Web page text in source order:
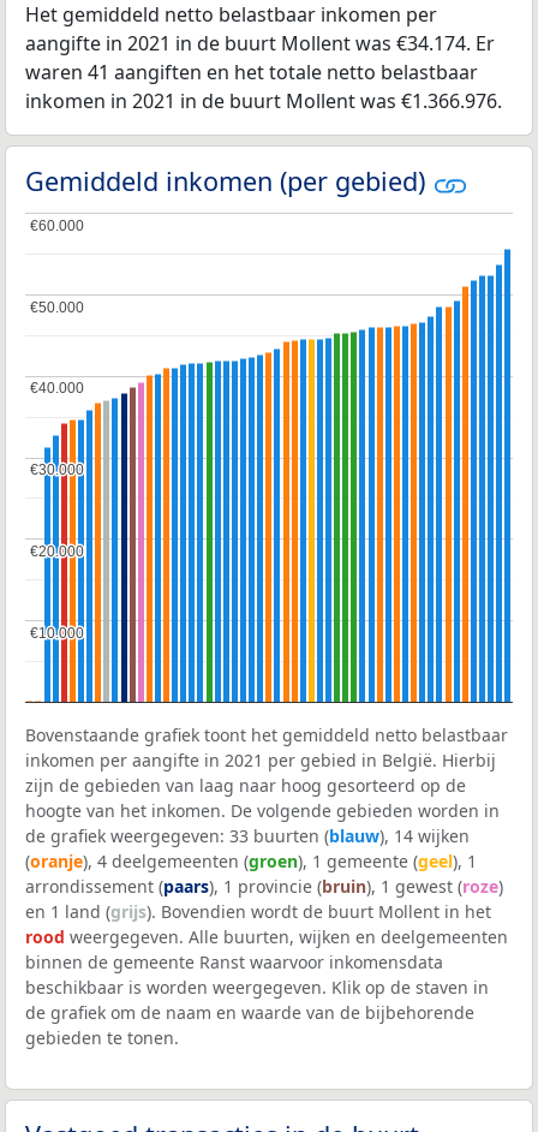
Het gemiddeld netto belastbaar inkomen per
aangifte in 2021 in de buurt Mollent was €34.174. Er
waren 41 aangiften en het totale netto belastbaar
inkomen in 2021 in de buurt Mollent was €1.366.976.
Gemiddeld inkomen (per gebied)
€10.000
€10.000
€20.000
€20.000
€30.000
€30.000
€40.000
€40.000
€50.000
€50.000
€60.000
€60.000
Bovenstaande grafiek toont het gemiddeld netto belastbaar
inkomen per aangifte in 2021 per gebied in België. Hierbij
zijn de gebieden van laag naar hoog gesorteerd op de
hoogte van het inkomen. De volgende gebieden worden in
de grafiek weergegeven: 33 buurten (blauw), 14 wijken
(oranje), 4 deelgemeenten (groen), 1 gemeente (geel), 1
arrondissement (paars), 1 provincie (bruin), 1 gewest (roze)
en 1 land (grijs). Bovendien wordt de buurt Mollent in het
rood weergegeven. Alle buurten, wijken en deelgemeenten
binnen de gemeente Ranst waarvoor inkomensdata
beschikbaar is worden weergegeven. Klik op de staven in
de grafiek om de naam en waarde van de bijbehorende
gebieden te tonen.